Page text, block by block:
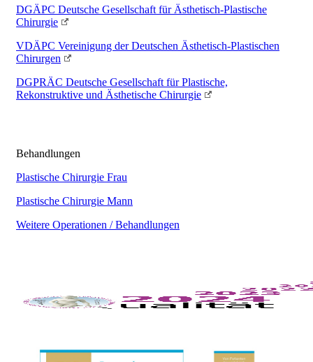
DGÄPC Deutsche Gesellschaft für Ästhetisch-Plastische
Chirurgie
VDÄPC Vereinigung der Deutschen Ästhetisch-Plastischen
Chirurgen
DGPRÄC Deutsche Gesellschaft für Plastische,
Rekonstruktive und Ästhetische Chirurgie
Behandlungen
Plastische Chirurgie Frau
Plastische Chirurgie Mann
Weitere Operationen / Behandlungen